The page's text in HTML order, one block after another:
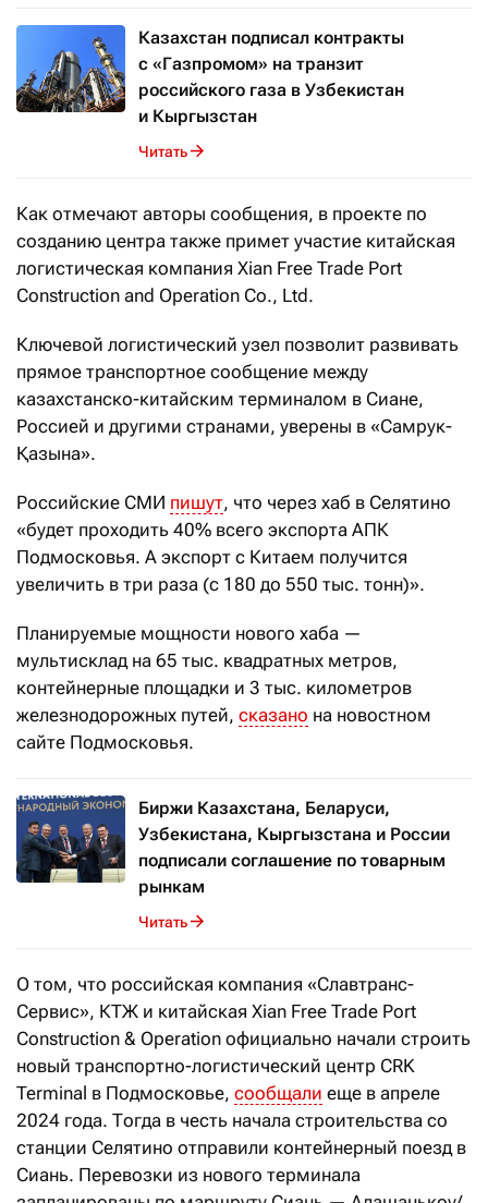
Казахстан подписал контракты
с «Газпромом» на транзит
российского газа в Узбекистан
и Кыргызстан
Читать
Как отмечают авторы сообщения, в проекте по
созданию центра также примет участие китайская
логистическая компания Xian Free Trade Port
Construction and Operation Co., Ltd.
Ключевой логистический узел позволит развивать
прямое транспортное сообщение между
казахстанско-китайским терминалом в Сиане,
Россией и другими странами, уверены в «Самрук-
Қазына».
Российские СМИ пишут, что через хаб в Селятино
«будет проходить 40% всего экспорта АПК
Подмосковья. А экспорт с Китаем получится
увеличить в три раза (с 180 до 550 тыс. тонн)».
Планируемые мощности нового хаба —
мультисклад на 65 тыс. квадратных метров,
контейнерные площадки и 3 тыс. километров
железнодорожных путей, сказано на новостном
сайте Подмосковья.
Биржи Казахстана, Беларуси,
Узбекистана, Кыргызстана и России
подписали соглашение по товарным
рынкам
Читать
О том, что российская компания «Славтранс-
Сервис», КТЖ и китайская Xian Free Trade Port
Construction & Operation официально начали строить
новый транспортно-логистический центр CRK
Terminal в Подмосковье, сообщали еще в апреле
2024 года. Тогда в честь начала строительства со
станции Селятино отправили контейнерный поезд в
Сиань. Перевозки из нового терминала